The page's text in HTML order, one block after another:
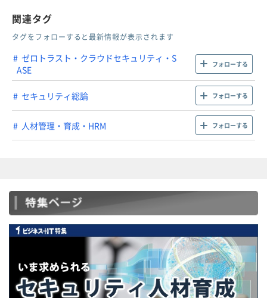
関連タグ
タグをフォローすると最新情報が表示されます
ゼロトラスト・クラウドセキュリティ・S
ASE
フォローする
セキュリティ総論 フォローする
人材管理・育成・HRM フォローする